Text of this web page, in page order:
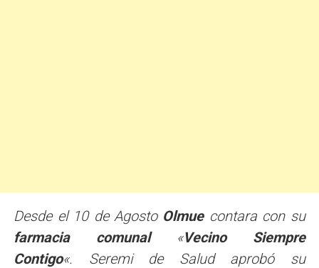
Desde el 10 de Agosto Olmuecontara con su
farmacia comunal«Vecino Siempre
Contigo«. Seremi de Salud aprobó su